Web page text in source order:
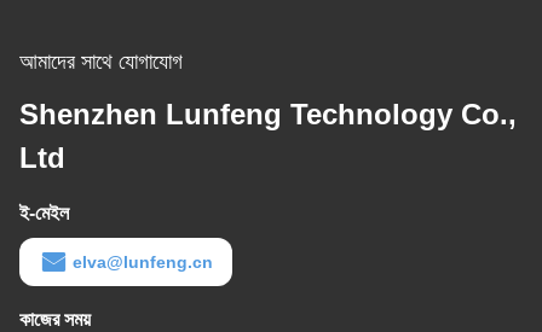
আমাদের সাথে যোগাযোগ
Shenzhen Lunfeng Technology Co.,
Ltd
ই-মেইল
elva@lunfeng.cn
কাজের সময়